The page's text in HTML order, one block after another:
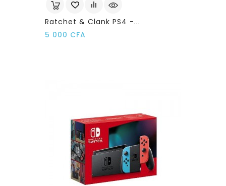
Ratchet & Clank PS4 -...
5 000 CFA